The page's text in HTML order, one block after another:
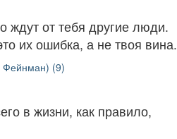
ждут от тебя другие люди.
их ошибка, а не твоя вина.
Фейнман) (9)
в жизни, как правило,